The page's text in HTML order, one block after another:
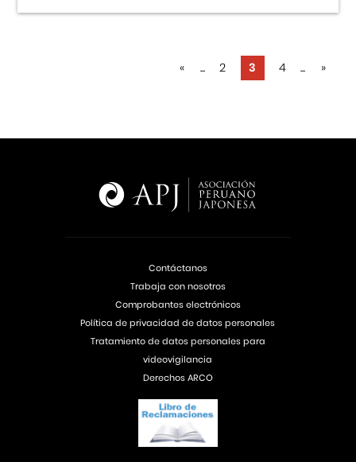
« ... 2 3 4 ... »
Contáctanos
Trabaja con nosotros
Comprobantes electrónicos
Política de privacidad de datos personales
Tratamiento de datos personales para
videovigilancia
Derechos ARCO